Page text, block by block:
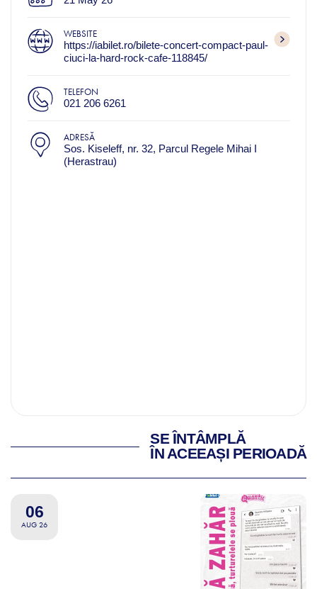
WEBSITE
https://iabilet.ro/bilete-concert-compact-paul-
ciuci-la-hard-rock-cafe-118845/
TELEFON
021 206 6261
ADRESĂ
Sos. Kiseleff, nr. 32, Parcul Regele Mihai I
(Herastrau)
SE ÎNTÂMPLĂ
ÎN ACEEAȘI PERIOADĂ
06
AUG 26